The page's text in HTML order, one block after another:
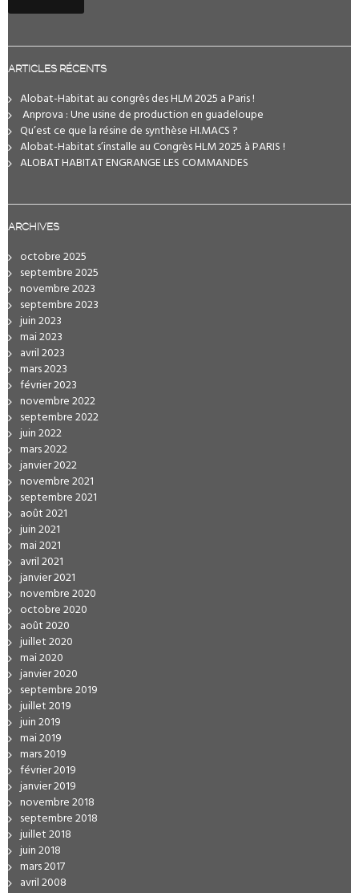
ARTICLES RÉCENTS
Alobat-Habitat au congrès des HLM 2025 a Paris !
️ Anprova : Une usine de production en guadeloupe
Qu’est ce que la résine de synthèse HI.MACS ?
Alobat-Habitat s’installe au Congrès HLM 2025 à PARIS !
ALOBAT HABITAT ENGRANGE LES COMMANDES
ARCHIVES
octobre 2025
septembre 2025
novembre 2023
septembre 2023
juin 2023
mai 2023
avril 2023
mars 2023
février 2023
novembre 2022
septembre 2022
juin 2022
mars 2022
janvier 2022
novembre 2021
septembre 2021
août 2021
juin 2021
mai 2021
avril 2021
janvier 2021
novembre 2020
octobre 2020
août 2020
juillet 2020
mai 2020
janvier 2020
septembre 2019
juillet 2019
juin 2019
mai 2019
mars 2019
février 2019
janvier 2019
novembre 2018
septembre 2018
juillet 2018
juin 2018
mars 2017
avril 2008